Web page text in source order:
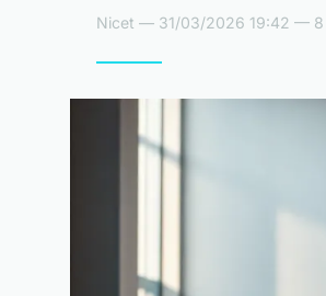
Nicet — 31/03/2026 19:42 — 8